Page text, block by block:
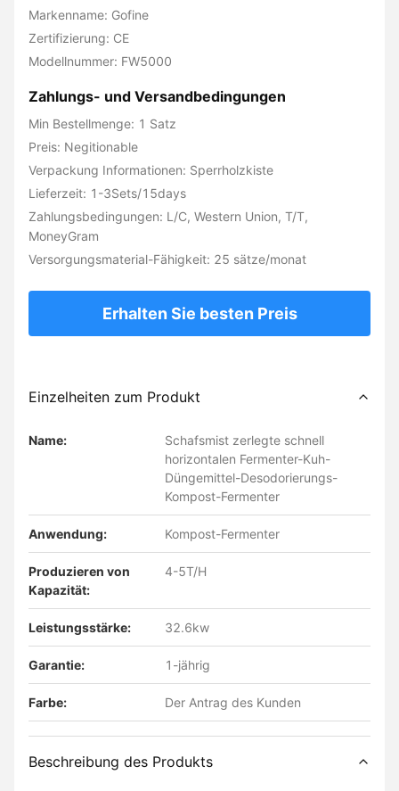
Markenname: Gofine
Zertifizierung: CE
Modellnummer: FW5000
Zahlungs- und Versandbedingungen
Min Bestellmenge: 1 Satz
Preis: Negitionable
Verpackung Informationen: Sperrholzkiste
Lieferzeit: 1-3Sets/15days
Zahlungsbedingungen: L/C, Western Union, T/T,
MoneyGram
Versorgungsmaterial-Fähigkeit: 25 sätze/monat
Erhalten Sie besten Preis
Einzelheiten zum Produkt
Name:
Schafsmist zerlegte schnell
horizontalen Fermenter-Kuh-
Düngemittel-Desodorierungs-
Kompost-Fermenter
Anwendung: Kompost-Fermenter
Produzieren von
Kapazität:
4-5T/H
Leistungsstärke: 32.6kw
Garantie: 1-jährig
Farbe: Der Antrag des Kunden
Beschreibung des Produkts